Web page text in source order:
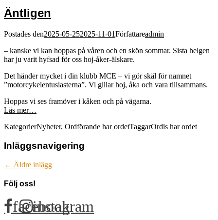
Äntligen
Postades den2025-05-252025-11-01Författareadmin
– kanske vi kan hoppas på våren och en skön sommar. Sista helgen
har ju varit hyfsad för oss hoj-åker-älskare.
Det händer mycket i din klubb MCE – vi gör skäl för namnet
”motorcykelentusiasterna”. Vi gillar hoj, åka och vara tillsammans.
Hoppas vi ses framöver i kåken och på vägarna.
Läs mer…
KategorierNyheter, Ordförande har ordetTaggarOrdis har ordet
Inläggsnavigering
← Äldre inlägg
Följ oss!
facebook
instagram